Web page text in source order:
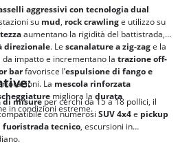
aggressivi con tecnologia dual
su mud, rock crawlinge utilizzo su
aumentano la rigidità del battistrada,
direzionale. Le scanalature a zig-zage la
impatto e incrementano la trazione off-
barfavorisce l’espulsione di fango e
La mescola rinforzata
migliora la durata
in condizioni estreme.
di misureper cerchi da 15 a 18 pollici, il
con numerosi SUV 4x4e pickup
fuoristrada tecnico, escursioni in